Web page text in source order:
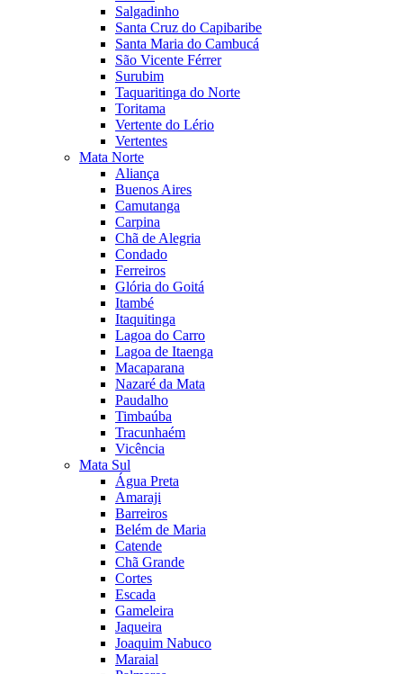
Salgadinho
Santa Cruz do Capibaribe
Santa Maria do Cambucá
São Vicente Férrer
Surubim
Taquaritinga do Norte
Toritama
Vertente do Lério
Vertentes
Mata Norte
Aliança
Buenos Aires
Camutanga
Carpina
Chã de Alegria
Condado
Ferreiros
Glória do Goitá
Itambé
Itaquitinga
Lagoa do Carro
Lagoa de Itaenga
Macaparana
Nazaré da Mata
Paudalho
Timbaúba
Tracunhaém
Vicência
Mata Sul
Água Preta
Amaraji
Barreiros
Belém de Maria
Catende
Chã Grande
Cortes
Escada
Gameleira
Jaqueira
Joaquim Nabuco
Maraial